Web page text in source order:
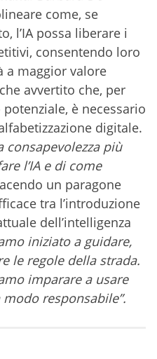
come, se
l’IA possa liberare i
consentendo loro
a maggior valore
avvertito che, per
è necessario
digitale.
consapevolezza più
l’IA e di come
un paragone
tra l’introduzione
dell’intelligenza
iniziato a guidare,
le regole della strada.
imparare a usare
responsabile”.